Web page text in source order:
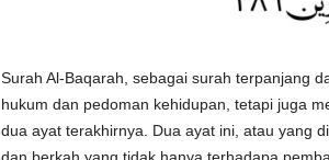
Surah Al-Baqarah, sebagai surah terpanjang
hukum dan pedoman kehidupan, tetapi juga
dua ayat terakhirnya. Dua ayat ini, atau yang